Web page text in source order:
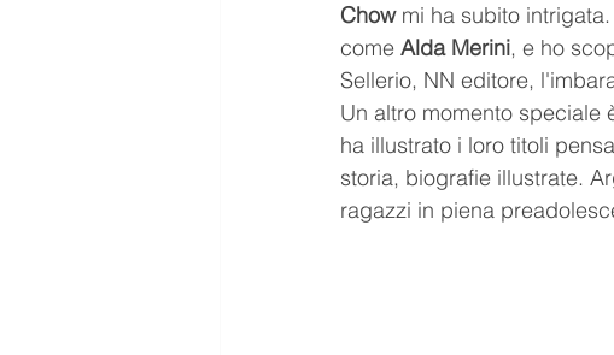
Chow mi ha subito
come Alda Merini, e ho
Sellerio, NN editore,
Un altro momento speciale
ha illustrato i loro titoli
storia, biografie illustrate.
ragazzi in piena